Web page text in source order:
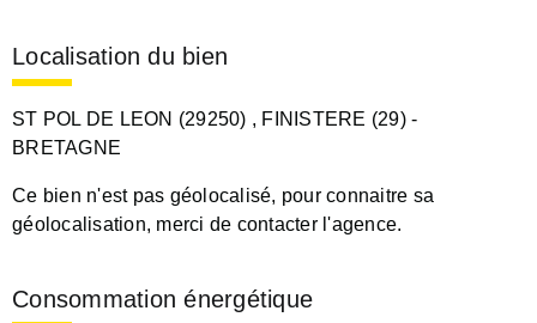
Localisation du bien
ST POL DE LEON (29250) , FINISTERE (29) -
BRETAGNE
Ce bien n'est pas géolocalisé, pour connaitre sa
géolocalisation, merci de contacter l'agence.
Consommation énergétique